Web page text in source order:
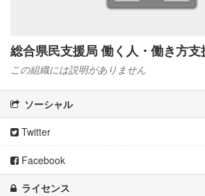
総合県民支援局 働く人・働き方支
この組織には説明がありません
ソーシャル
Twitter
Facebook
ライセンス